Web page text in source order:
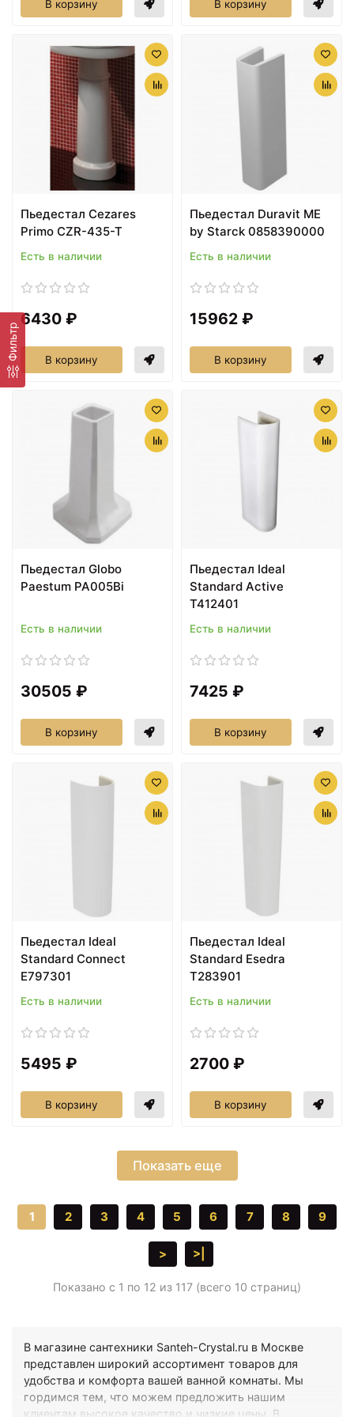
Фильтр
В корзину В корзину
Пьедестал Cezares
Primo CZR-435-T
Есть в наличии
6430 ₽
В корзину
Пьедестал Duravit ME
by Starck 0858390000
Есть в наличии
15962 ₽
В корзину
Пьедестал Globo
Paestum PA005Bi
Есть в наличии
30505 ₽
В корзину
Пьедестал Ideal
Standard Active
T412401
Есть в наличии
7425 ₽
В корзину
Пьедестал Ideal
Standard Connect
E797301
Есть в наличии
5495 ₽
В корзину
Пьедестал Ideal
Standard Esedra
T283901
Есть в наличии
2700 ₽
В корзину
Показать еще
1 2 3 4 5 6 7 8 9
> >|
Показано с 1 по 12 из 117 (всего 10 страниц)
В магазине сантехники Santeh-Crystal.ru в Москве
представлен широкий ассортимент товаров для
удобства и комфорта вашей ванной комнаты. Мы
гордимся тем, что можем предложить нашим
клиентам высокое качество и низкие цены. В